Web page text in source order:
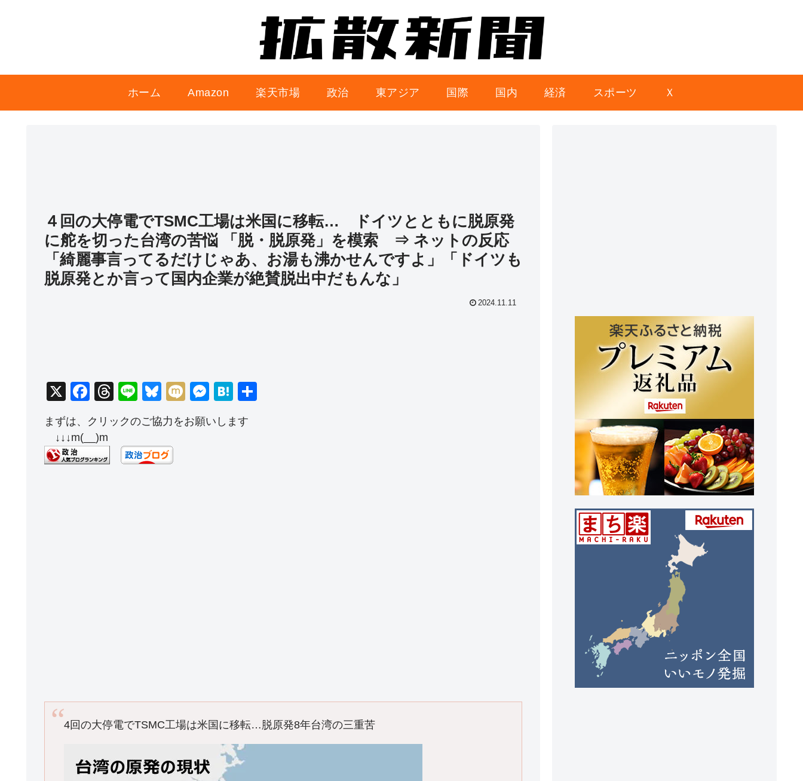
ホーム Amazon 楽天市場 政治 東アジア 国際 国内 経済 スポーツ Ｘ
４回の大停電でTSMC工場は米国に移転… ドイツとともに脱原発
に舵を切った台湾の苦悩 「脱・脱原発」を模索 ⇒ ネットの反応
「綺麗事言ってるだけじゃあ、お湯も沸かせんですよ」「ドイツも
脱原発とか言って国内企業が絶賛脱出中だもんな」
2024.11.11
X
F
c
e
b
T
e
a
d
Li
e
Bl
u
e
sk
y
M
M
ss
H
e
まずは、クリックのご協力をお願いします
↓↓↓m(__)m
4回の大停電でTSMC工場は米国に移転…脱原発8年台湾の三重苦